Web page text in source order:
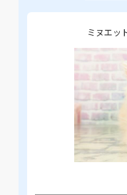
ミヌエッ